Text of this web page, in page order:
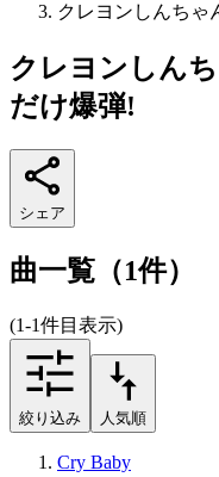
クレヨンしんちゃ
クレヨンしん
だけ爆弾!
シェア
曲一覧（1件）
(1-1件目表示)
絞り込み 人気順
Cry Baby